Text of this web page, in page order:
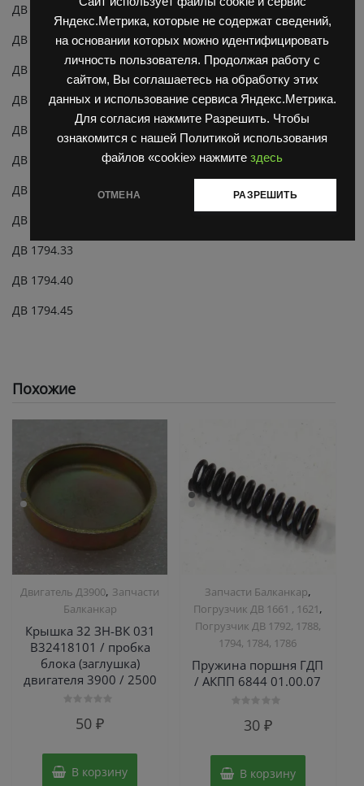
Яндекс.Метрика, которые не содержат сведений,
на основании которых можно идентифицировать
личность пользователя. Продолжая работу с
сайтом, Вы соглашаетесь на обработку этих
данных и использование сервиса Яндекс.Метрика.
Для согласия нажмите Разрешить. Чтобы
ознакомится с нашей Политикой использования
файлов «cookie» нажмите здесь
ОТМЕНА РАЗРЕШИТЬ
ДВ 1788.33
ДВ 1788.40
ДВ 1788.45
ДВ 1792.28
ДВ 1792.33
ДВ 1792.40
ДВ 1792.45
ДВ 1794.28
ДВ 1794.33
ДВ 1794.40
ДВ 1794.45
Похожие
Двигатель Д3900, Запчасти
Балканкар
Крышка 32 ЗН-ВК 031
В32418101 / пробка
блока (заглушка)
двигателя 3900 / 2500
50₽
В корзину
Запчасти Балканкар,
Погрузчик ДВ 1661 , 1621,
Погрузчик ДВ 1792, 1788,
1794, 1784, 1786
Пружина поршня ГДП
/ АКПП 6844 01.00.07
30 ₽
В корзину